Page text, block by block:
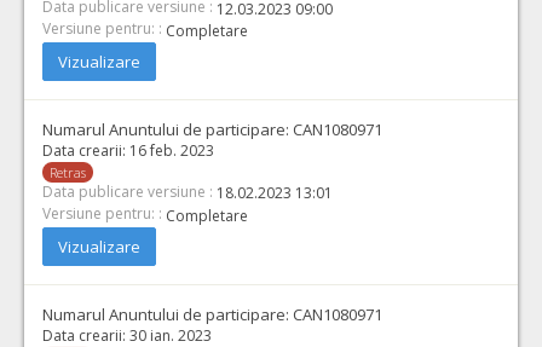
Data publicare versiune : 12.03.2023 09:00
Versiune pentru: : Completare
Vizualizare
Numarul Anuntului de participare: CAN1080971
Data crearii: 16 feb. 2023
Retras
Data publicare versiune : 18.02.2023 13:01
Versiune pentru: : Completare
Vizualizare
Numarul Anuntului de participare: CAN1080971
Data crearii: 30 ian. 2023